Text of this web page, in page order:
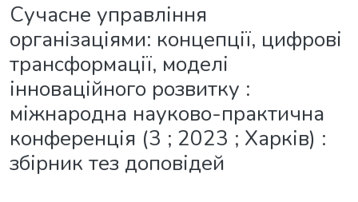
Сучасне управління
організаціями: концепції, цифрові
трансформації, моделі
інноваційного розвитку :
міжнародна науково-практична
конференція (3 ; 2023 ; Харків) :
збірник тез доповідей